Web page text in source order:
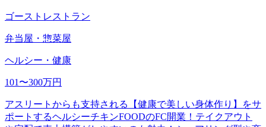
ゴーストレストラン
弁当屋・惣菜屋
ヘルシー・健康
101〜300万円
アスリートからも支持される【健康で美しい身体作り】をサ
ポートするヘルシーチキンFOODのFC開業！テイクアウト